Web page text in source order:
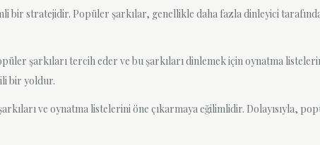
bir stratejidir. Popüler şarkılar, genellikle daha fazla dinleyici
şarkıları tercih eder ve bu şarkıları dinlemek için oynatma
bir yoldur.
ve oynatma listelerini öne çıkarmaya eğilimlidir. Dolayısıyla,